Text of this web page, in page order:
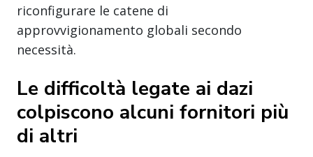
riconfigurare le catene di
approvvigionamento globali secondo
necessità.
Le difficoltà legate ai dazi
colpiscono alcuni fornitori più
di altri